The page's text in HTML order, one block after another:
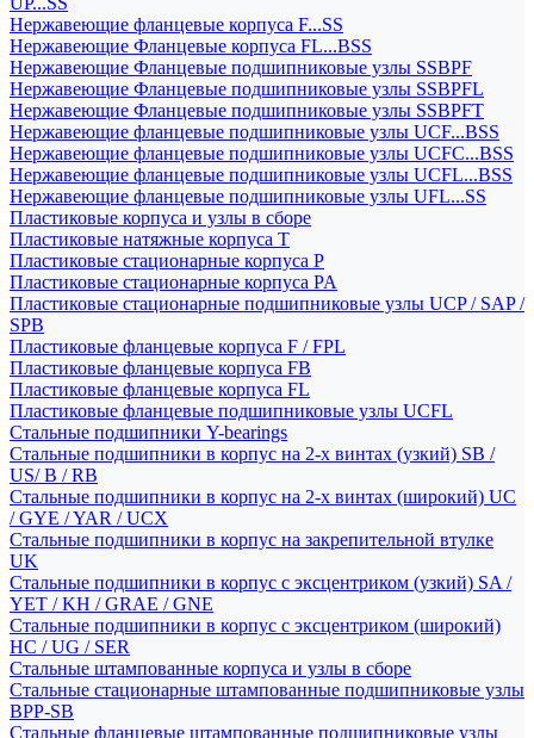
Нержавеющие фланцевые корпуса F...SS
Нержавеющие Фланцевые корпуса FL...BSS
Нержавеющие Фланцевые подшипниковые узлы SSBPF
Нержавеющие Фланцевые подшипниковые узлы SSBPFL
Нержавеющие Фланцевые подшипниковые узлы SSBPFT
Нержавеющие фланцевые подшипниковые узлы UCF...BSS
Нержавеющие фланцевые подшипниковые узлы UCFC...BSS
Нержавеющие фланцевые подшипниковые узлы UCFL...BSS
Нержавеющие фланцевые подшипниковые узлы UFL...SS
Пластиковые корпуса и узлы в сборе
Пластиковые натяжные корпуса T
Пластиковые стационарные корпуса P
Пластиковые стационарные корпуса PA
Пластиковые стационарные подшипниковые узлы UCP / SAP /
SPB
Пластиковые фланцевые корпуса F / FPL
Пластиковые фланцевые корпуса FB
Пластиковые фланцевые корпуса FL
Пластиковые фланцевые подшипниковые узлы UCFL
Стальные подшипники Y-bearings
Стальные подшипники в корпус на 2-х винтах (узкий) SB /
US/ B / RB
Стальные подшипники в корпус на 2-х винтах (широкий) UC
/ GYE / YAR / UCX
Стальные подшипники в корпус на закрепительной втулке
UK
Стальные подшипники в корпус с эксцентриком (узкий) SA /
YET / KH / GRAE / GNE
Стальные подшипники в корпус с эксцентриком (широкий)
HC / UG / SER
Стальные штампованные корпуса и узлы в сборе
Стальные стационарные штампованные подшипниковые узлы
BPP-SB
Стальные фланцевые штампованные подшипниковые узлы